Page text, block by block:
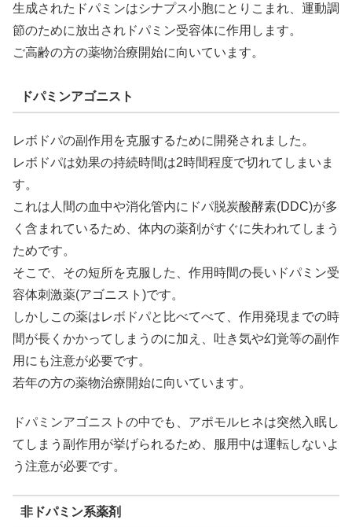
生成されたドパミンはシナプス小胞にとりこまれ、運動調
節のために放出されドパミン受容体に作用します。
ご高齢の方の薬物治療開始に向いています。
ドパミンアゴニスト
レボドパの副作用を克服するために開発されました。
レボドパは効果の持続時間は2時間程度で切れてしまいま
す。
これは人間の血中や消化管内にドパ脱炭酸酵素(DDC)が多
く含まれているため、体内の薬剤がすぐに失われてしまう
ためです。
そこで、その短所を克服した、作用時間の長いドパミン受
容体刺激薬(アゴニスト)です。
しかしこの薬はレボドパと比べてべて、作用発現までの時
間が長くかかってしまうのに加え、吐き気や幻覚等の副作
用にも注意が必要です。
若年の方の薬物治療開始に向いています。
ドパミンアゴニストの中でも、アポモルヒネは突然入眠し
てしまう副作用が挙げられるため、服用中は運転しないよ
う注意が必要です。
非ドパミン系薬剤